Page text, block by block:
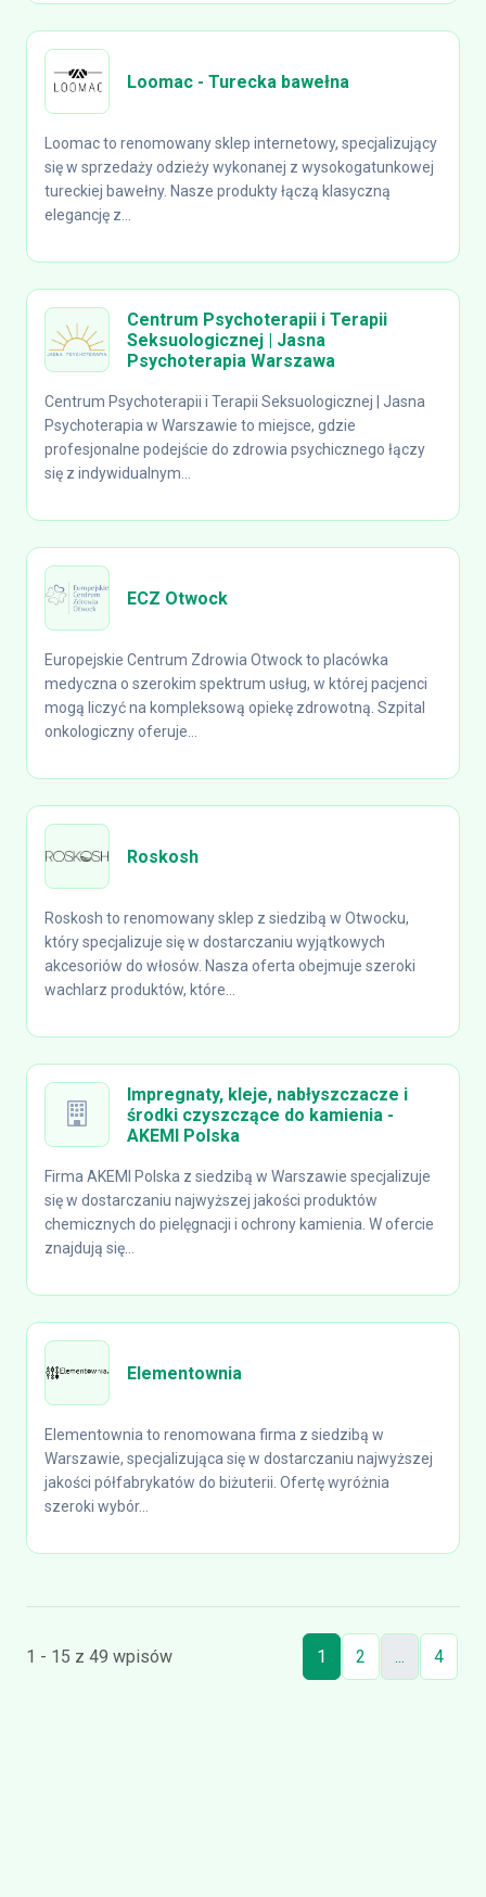
Loomac - Turecka bawełna
Loomac to renomowany sklep internetowy, specjalizujący
się w sprzedaży odzieży wykonanej z wysokogatunkowej
tureckiej bawełny. Nasze produkty łączą klasyczną
elegancję z...
Centrum Psychoterapii i Terapii
Seksuologicznej | Jasna
Psychoterapia Warszawa
Centrum Psychoterapii i Terapii Seksuologicznej | Jasna
Psychoterapia w Warszawie to miejsce, gdzie
profesjonalne podejście do zdrowia psychicznego łączy
się z indywidualnym...
ECZ Otwock
Europejskie Centrum Zdrowia Otwock to placówka
medyczna o szerokim spektrum usług, w której pacjenci
mogą liczyć na kompleksową opiekę zdrowotną. Szpital
onkologiczny oferuje...
Roskosh
Roskosh to renomowany sklep z siedzibą w Otwocku,
który specjalizuje się w dostarczaniu wyjątkowych
akcesoriów do włosów. Nasza oferta obejmuje szeroki
wachlarz produktów, które...
Impregnaty, kleje, nabłyszczacze i
środki czyszczące do kamienia -
AKEMI Polska
Firma AKEMI Polska z siedzibą w Warszawie specjalizuje
się w dostarczaniu najwyższej jakości produktów
chemicznych do pielęgnacji i ochrony kamienia. W ofercie
znajdują się...
Elementownia
Elementownia to renomowana firma z siedzibą w
Warszawie, specjalizująca się w dostarczaniu najwyższej
jakości półfabrykatów do biżuterii. Ofertę wyróżnia
szeroki wybór...
1 - 15 z 49 wpisów 1 2 ... 4